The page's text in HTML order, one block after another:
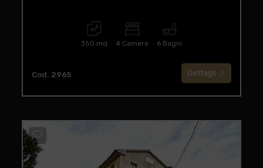
350 mq 4 Camere 6 Bagni
Cod. 2965 Dettagli